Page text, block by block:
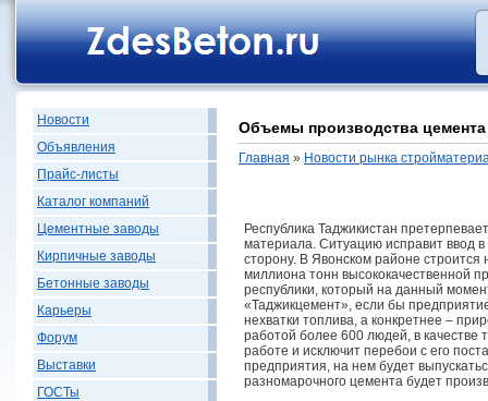
Новости
Объявления
Прайс-листы
Каталог компаний
Цементные заводы
Кирпичные заводы
Бетонные заводы
Карьеры
Форум
Выставки
ГОСТы
Объемы производства
Главная » Новости рынка
Республика Таджикистан
материала. Ситуацию исправит ввод
сторону. В Явонском районе
миллиона тонн высококачественной
республики, который на данный
«Таджикцемент», если бы
нехватки топлива, а конкретнее –
работой более 600 людей, в качестве
работе и исключит перебои с его
предприятия, на нем будет
разномарочного цемента будет